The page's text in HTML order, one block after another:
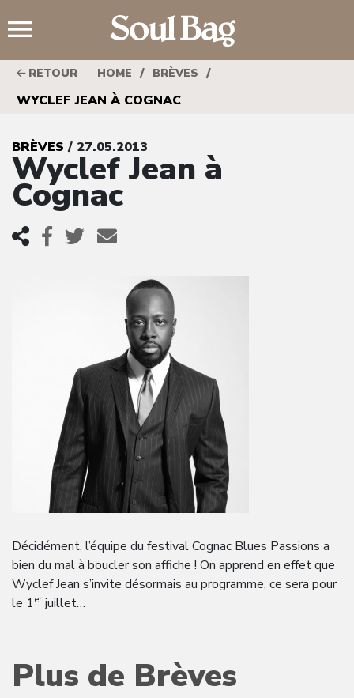
RETOUR HOME / BRÈVES /
WYCLEF JEAN À COGNAC
BRÈVES / 27.05.2013
Wyclef Jean à
Cognac
Décidément, l’équipe du festival Cognac Blues Passions a
bien du mal à boucler son affiche ! On apprend en effet que
Wyclef Jean s’invite désormais au programme, ce sera pour
le 1erjuillet…
Plus de Brèves